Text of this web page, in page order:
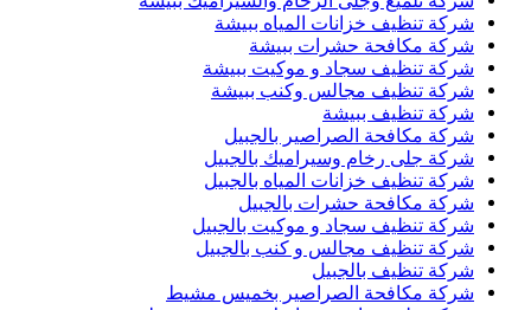
شركة تنظيف خزانات المياه ببيشة
شركة مكافحة حشرات ببيشة
شركة تنظيف سجاد و موكيت ببيشة
شركة تنظيف مجالس وكنب ببيشة
شركة تنظيف ببيشة
شركة مكافحة الصراصير بالجبيل
شركة جلى رخام وسيراميك بالجبيل
شركة تنظيف خزانات المياه بالجبيل
شركة مكافحة حشرات بالجبيل
شركة تنظيف سجاد و موكيت بالجبيل
شركة تنظيف مجالس و كنب بالجبيل
شركة تنظيف بالجبيل
شركة مكافحة الصراصير بخميس مشيط